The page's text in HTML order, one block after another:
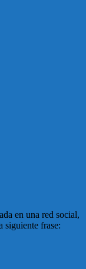
en una red social,
siguiente frase: